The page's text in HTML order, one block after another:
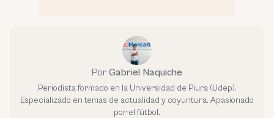
Por Gabriel Naquiche
Periodista formado en la Universidad de Piura (Udep).
Especializado en temas de actualidad y coyuntura. Apasionado
por el fútbol.